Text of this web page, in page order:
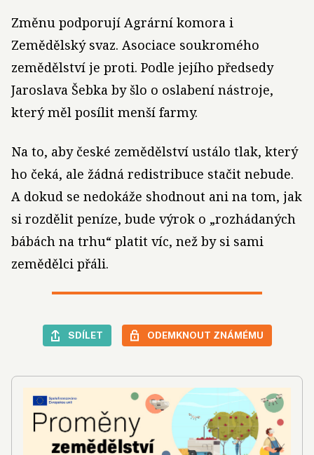
Změnu podporují Agrární komora i
Zemědělský svaz. Asociace soukromého
zemědělství je proti. Podle jejího předsedy
Jaroslava Šebka by šlo o oslabení nástroje,
který měl posílit menší farmy.
Na to, aby české zemědělství ustálo tlak, který
ho čeká, ale žádná redistribuce stačit nebude.
A dokud se nedokáže shodnout ani na tom, jak
si rozdělit peníze, bude výrok o „rozhádaných
bábách na trhu“ platit víc, než by si sami
zemědělci přáli.
SDÍLET ODEMKNOUT ZNÁMÉMU